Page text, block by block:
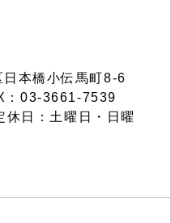
本橋小伝馬町8-6
：03-3661-7539
日：土曜日・日曜